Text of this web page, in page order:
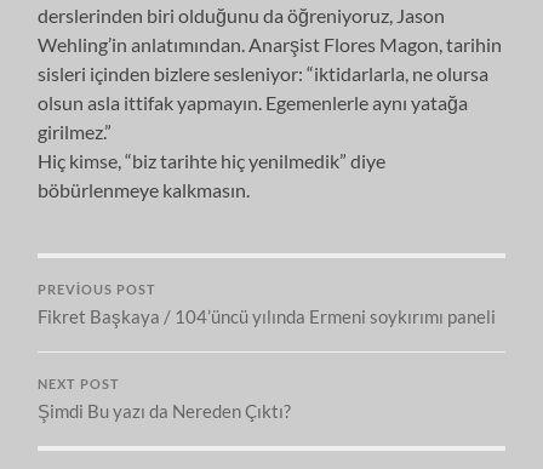
derslerinden biri olduğunu da öğreniyoruz, Jason
Wehling’in anlatımından. Anarşist Flores Magon, tarihin
sisleri içinden bizlere sesleniyor: “iktidarlarla, ne olursa
olsun asla ittifak yapmayın. Egemenlerle aynı yatağa
girilmez.”
Hiç kimse, “biz tarihte hiç yenilmedik” diye
böbürlenmeye kalkmasın.
PREVIOUS POST
Fikret Başkaya / 104’üncü yılında Ermeni soykırımı paneli
NEXT POST
Şimdi Bu yazı da Nereden Çıktı?